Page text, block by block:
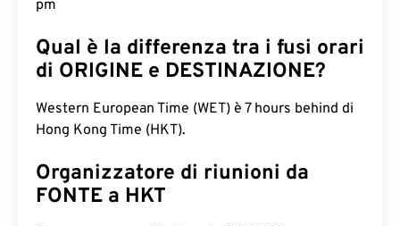
pm
Qual è la differenza tra i fusi orari
di ORIGINE e DESTINAZIONE?
Western European Time (WET) è 7 hours behind di
Hong Kong Time (HKT).
Organizzatore di riunioni da
FONTE a HKT